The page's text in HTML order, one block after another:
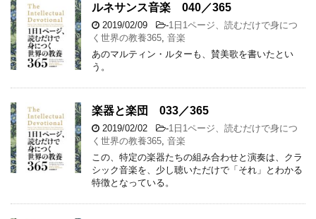
ルネサンス音楽 040／365
2019/02/09 -1日1ページ、読むだけで身につ
く世界の教養365 音楽
あのマルティン・ルターも、賛美歌を書いたとい
う。
楽器と楽団 033／365
2019/02/02 -1日1ページ、読むだけで身につ
く世界の教養365 音楽
この、特定の楽器たちの組み合わせと演奏は、クラ
シック音楽を、少し聴いただけで「それ」とわかる
特徴となっている。